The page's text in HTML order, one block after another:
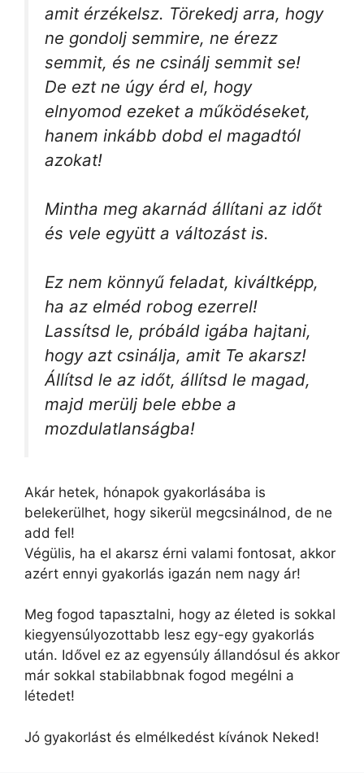
amit érzékelsz. Törekedj arra, hogy
ne gondolj semmire, ne érezz
semmit, és ne csinálj semmit se!
De ezt ne úgy érd el, hogy
elnyomod ezeket a működéseket,
hanem inkább dobd el magadtól
azokat!
Mintha meg akarnád állítani az időt
és vele együtt a változást is.
Ez nem könnyű feladat, kiváltképp,
ha az elméd robog ezerrel!
Lassítsd le, próbáld igába hajtani,
hogy azt csinálja, amit Te akarsz!
Állítsd le az időt, állítsd le magad,
majd merülj bele ebbe a
mozdulatlanságba!
Akár hetek, hónapok gyakorlásába is
belekerülhet, hogy sikerül megcsinálnod, de ne
add fel!
Végülis, ha el akarsz érni valami fontosat, akkor
azért ennyi gyakorlás igazán nem nagy ár!
Meg fogod tapasztalni, hogy az életed is sokkal
kiegyensúlyozottabb lesz egy-egy gyakorlás
után. Idővel ez az egyensúly állandósul és akkor
már sokkal stabilabbnak fogod megélni a
létedet!
Jó gyakorlást és elmélkedést kívánok Neked!